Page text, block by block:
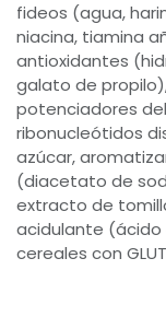
fideos (agua,
niacina, tiamina
antioxidantes
galato de
potenciadores
ribonucleótidos
azúcar,
(diacetato de
extracto de
acidulante (ácido
cereales con